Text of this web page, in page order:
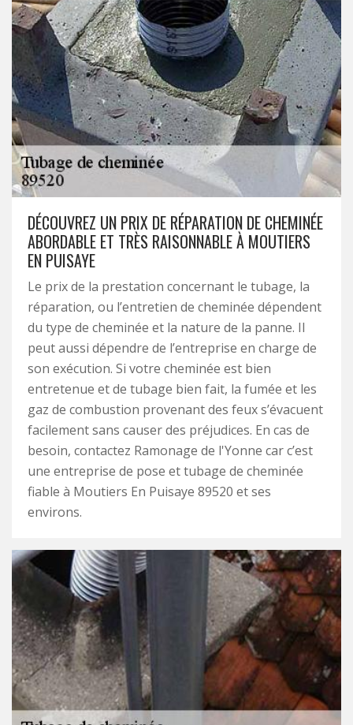
DÉCOUVREZ UN PRIX DE RÉPARATION DE CHEMINÉE
ABORDABLE ET TRÈS RAISONNABLE À MOUTIERS
EN PUISAYE
Le prix de la prestation concernant le tubage, la
réparation, ou l’entretien de cheminée dépendent
du type de cheminée et la nature de la panne. Il
peut aussi dépendre de l’entreprise en charge de
son exécution. Si votre cheminée est bien
entretenue et de tubage bien fait, la fumée et les
gaz de combustion provenant des feux s’évacuent
facilement sans causer des préjudices. En cas de
besoin, contactez Ramonage de l'Yonne car c’est
une entreprise de pose et tubage de cheminée
fiable à Moutiers En Puisaye 89520 et ses
environs.